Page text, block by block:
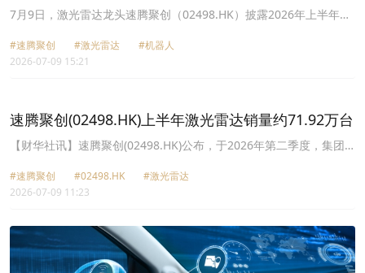
价为何不温不火？
7月9日，激光雷达龙头速腾聚创（02498.HK）披露2026年上半年销
#速腾聚创 #激光雷达
#机器人
2026-07-09 15:21
速腾聚创(02498.HK)上半年激光雷达销量约71.92万台
【财华社讯】速腾聚创(02498.HK)公布，于2026年第二季度，集团
他的激光雷达产品的销量分别约为38.89万台、29.18万台及9.71万
台。截至2026年6月30日止六个月，集团的激光雷达产品、用于
量分别约为71.92万台、43.66万台及28.26万台。
#速腾聚创 #02498.HK
#激光雷达
2026-07-09 11:23